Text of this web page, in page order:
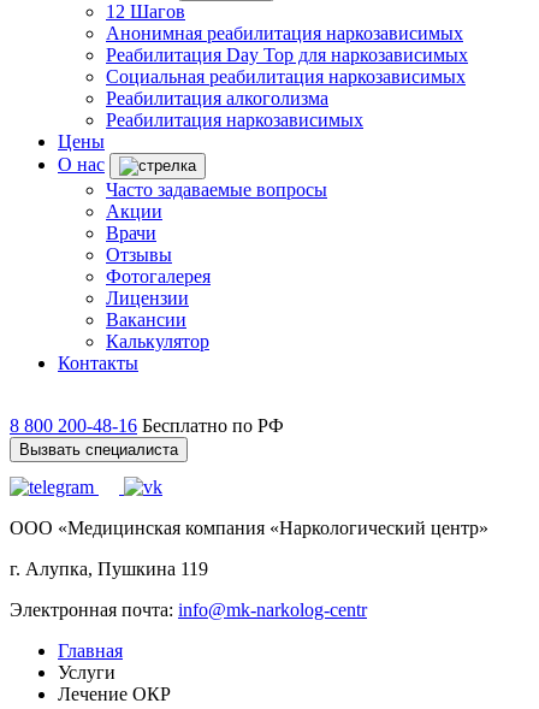
12 Шагов
Анонимная реабилитация наркозависимых
Реабилитация Day Top для наркозависимых
Социальная реабилитация наркозависимых
Реабилитация алкоголизма
Реабилитация наркозависимых
Цены
О нас
Часто задаваемые вопросы
Акции
Врачи
Отзывы
Фотогалерея
Лицензии
Вакансии
Калькулятор
Контакты
8 800 200-48-16 Бесплатно по РФ
Вызвать специалиста
ООО «Медицинская компания «Наркологический центр»
г. Алупка, Пушкина 119
Электронная почта: info@mk-narkolog-centr
Главная
Услуги
Лечение ОКР